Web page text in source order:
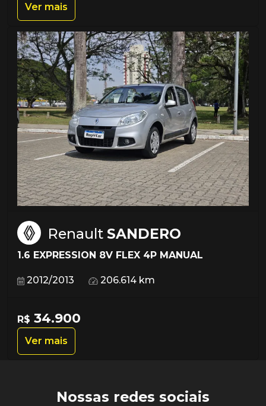
Ver mais
Renault SANDERO
1.6 EXPRESSION 8V FLEX 4P MANUAL
2012/2013 206.614 km
R$ 34.900
Ver mais
Nossas redes sociais